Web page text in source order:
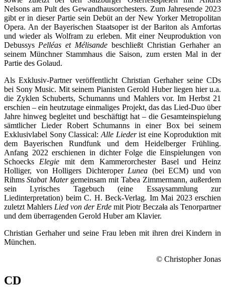
Nelsons am Pult des Gewandhausorchesters. Zum Jahresende 2023
gibt er in dieser Partie sein Debüt an der New Yorker Metropolitan
Opera. An der Bayerischen Staatsoper ist der Bariton als Amfortas
und wieder als Wolfram zu erleben. Mit einer Neuproduktion von
Debussys Pelléas et Mélisande beschließt Christian Gerhaher an
seinem Münchner Stammhaus die Saison, zum ersten Mal in der
Partie des Golaud.
Als Exklusiv-Partner veröffentlicht Christian Gerhaher seine CDs
bei Sony Music. Mit seinem Pianisten Gerold Huber liegen hier u.a.
die Zyklen Schuberts, Schumanns und Mahlers vor. Im Herbst 21
erschien – ein heutzutage einmaliges Projekt, das das Lied-Duo über
Jahre hinweg begleitet und beschäftigt hat – die Gesamteinspielung
sämtlicher Lieder Robert Schumanns in einer Box bei seinem
Exklusivlabel Sony Classical: Alle Liederist eine Koproduktion mit
dem Bayerischen Rundfunk und dem Heidelberger Frühling.
Anfang 2022 erschienen in dichter Folge die Einspielungen von
Schoecks Elegie mit dem Kammerorchester Basel und Heinz
Holliger, von Holligers Dichteroper Lunea (bei ECM) und von
Rihms Stabat Mater gemeinsam mit Tabea Zimmermann, außerdem
sein Lyrisches Tagebuch (eine Essaysammlung zur
Liedinterpretation) beim C. H. Beck-Verlag. Im Mai 2023 erschien
zuletzt Mahlers Lied von der Erde mit Piotr Beczała als Tenorpartner
und dem überragenden Gerold Huber am Klavier.
Christian Gerhaher und seine Frau leben mit ihren drei Kindern in
München.
© Christopher Jonas
CD